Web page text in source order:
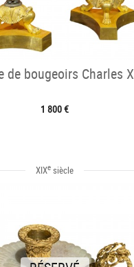
de bougeoirs Charles X
1 800 €
XIXe siècle